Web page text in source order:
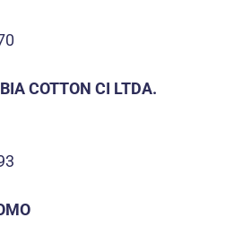
COTTON CI LTDA.